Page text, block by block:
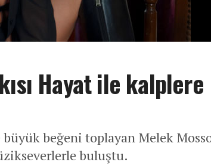
Hayat ile kalplere
büyük beğeni toplayan Melek
buluştu.